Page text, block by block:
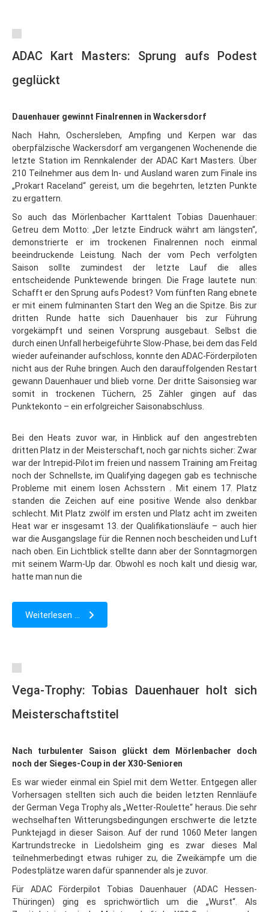
ADAC Kart Masters: Sprung aufs Podest
geglückt
Dauenhauer gewinnt Finalrennen in Wackersdorf
Nach Hahn, Oschersleben, Ampfing und Kerpen war das
oberpfälzische Wackersdorf am vergangenen Wochenende die
letzte Station im Rennkalender der ADAC Kart Masters. Über
210 Teilnehmer aus dem In- und Ausland waren zum Finale ins
„Prokart Raceland“ gereist, um die begehrten, letzten Punkte
zu ergattern.
So auch das Mörlenbacher Karttalent Tobias Dauenhauer:
Getreu dem Motto: „Der letzte Eindruck währt am längsten“,
demonstrierte er im trockenen Finalrennen noch einmal
beeindruckende Leistung. Nach der vom Pech verfolgten
Saison sollte zumindest der letzte Lauf die alles
entscheidende Punktewende bringen. Die Frage lautete nun:
Schafft er den Sprung aufs Podest? Vom fünften Rang ebnete
er mit einem fulminanten Start den Weg an die Spitze. Bis zur
dritten Runde hatte sich Dauenhauer bis zur Führung
vorgekämpft und seinen Vorsprung ausgebaut. Selbst die
durch einen Unfall herbeigeführte Slow-Phase, bei dem das Feld
wieder aufeinander aufschloss, konnte den ADAC-Förderpiloten
nicht aus der Ruhe bringen. Auch den darauffolgenden Restart
gewann Dauenhauer und blieb vorne. Der dritte Saisonsieg war
somit in trockenen Tüchern, 25 Zähler gingen auf das
Punktekonto – ein erfolgreicher Saisonabschluss.
Bei den Heats zuvor war, in Hinblick auf den angestrebten
dritten Platz in der Meisterschaft, noch gar nichts sicher: Zwar
war der Intrepid-Pilot im freien und nassem Training am Freitag
noch der Schnellste, im Qualifying dagegen gab es technische
Probleme mit einem losen Achsstern . Mit einem 17. Platz
standen die Zeichen auf eine positive Wende also denkbar
schlecht. Mit Platz zwölf im ersten und Platz acht im zweiten
Heat war er insgesamt 13. der Qualifikationsläufe – auch hier
war die Ausgangslage für die Rennen noch bescheiden und Luft
nach oben. Ein Lichtblick stellte dann aber der Sonntagmorgen
mit seinem Warm-Up dar. Obwohl es noch kalt und diesig war,
hatte man nun die
Weiterlesen ...
Vega-Trophy: Tobias Dauenhauer holt sich
Meisterschaftstitel
Nach turbulenter Saison glückt dem Mörlenbacher doch
noch der Sieges-Coup in der X30-Senioren
Es war wieder einmal ein Spiel mit dem Wetter. Entgegen aller
Vorhersagen stellten sich auch die beiden letzten Rennläufe
der German Vega Trophy als „Wetter-Roulette“ heraus. Die sehr
wechselhaften Witterungsbedingungen erschwerte die letzte
Punktejagd in dieser Saison. Auf der rund 1060 Meter langen
Kartrundstrecke in Liedolsheim ging es zwar dieses Mal
teilnehmerbedingt etwas ruhiger zu, die Zweikämpfe um die
Podestplätze waren dafür spannender als je zuvor.
Für ADAC Förderpilot Tobias Dauenhauer (ADAC Hessen-
Thüringen) ging es sprichwörtlich um die „Wurst“. Als